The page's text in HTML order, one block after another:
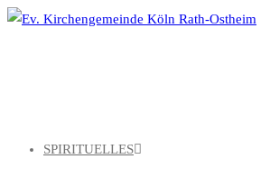
Zum
SPIRITUELLES